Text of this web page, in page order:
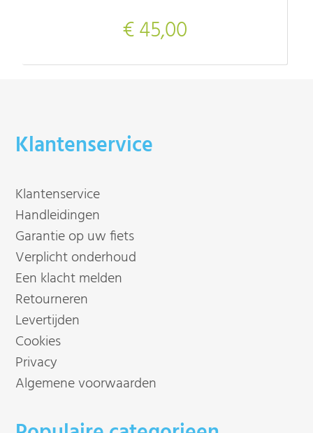
€ 45,00
Klantenservice
Klantenservice
Handleidingen
Garantie op uw fiets
Verplicht onderhoud
Een klacht melden
Retourneren
Levertijden
Cookies
Privacy
Algemene voorwaarden